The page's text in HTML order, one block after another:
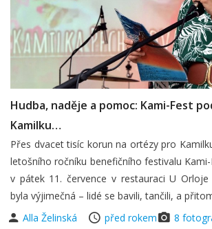
Hudba, naděje a pomoc: Kami-Fest
Kamilku…
Přes dvacet tisíc korun na ortézy pro
letošního ročníku benefičního festivalu
v pátek 11. července v restauraci U
byla výjimečná – lidé se bavili, tančili, a
Alla Želinská
před rokem 8